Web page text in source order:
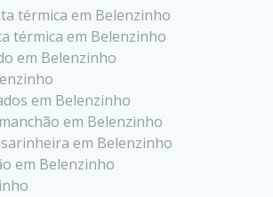
térmica em Belenzinho
térmica em Belenzinho
em Belenzinho
em Belenzinho
em Belenzinho
em Belenzinho
em Belenzinho